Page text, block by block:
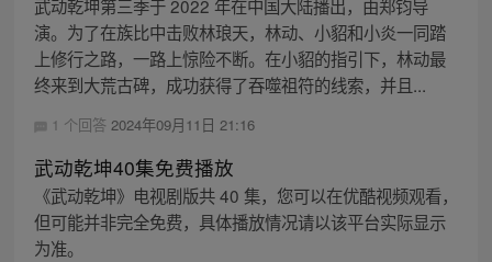
武动乾坤第三季于 2022 年在中国大陆播出，由郑钧导
演。为了在族比中击败林琅天，林动、小貂和小炎一同踏
上修行之路，一路上惊险不断。在小貂的指引下，林动最
终来到大荒古碑，成功获得了吞噬祖符的线索，并且...
1 个回答 2024年09月11日 21:16
武动乾坤40集免费播放
《武动乾坤》电视剧版共 40 集，您可以在优酷视频观看，
但可能并非完全免费，具体播放情况请以该平台实际显示
为准。